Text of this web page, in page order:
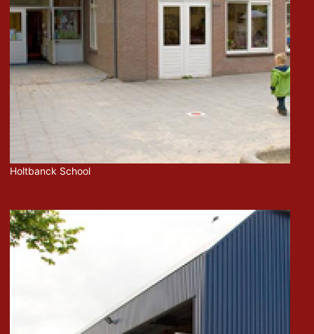
Holtbanck School